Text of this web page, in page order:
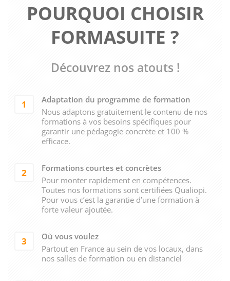
POURQUOI CHOISIR
FORMASUITE ?
Découvrez nos atouts !
1
Adaptation du programme de formation
Nous adaptons gratuitement le contenu de nos
formations à vos besoins spécifiques pour
garantir une pédagogie concrète et 100 %
efficace.
2
Formations courtes et concrètes
Pour monter rapidement en compétences.
Toutes nos formations sont certifiées Qualiopi.
Pour vous c’est la garantie d’une formation à
forte valeur ajoutée.
3
Où vous voulez
Partout en France au sein de vos locaux, dans
nos salles de formation ou en distanciel